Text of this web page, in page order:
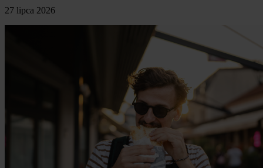
27 lipca 2026